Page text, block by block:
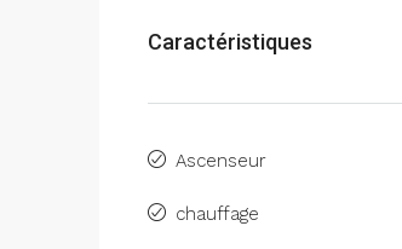
Caractéristiques
Ascenseur
chauffage